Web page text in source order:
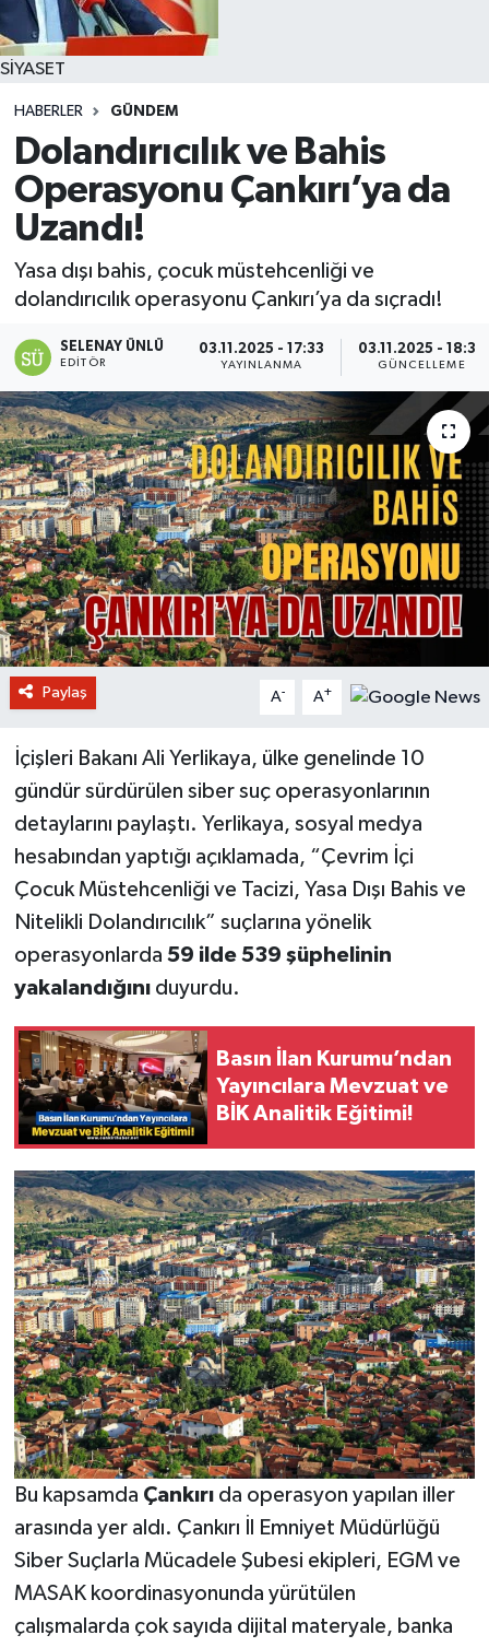
SİYASET
HABERLER GÜNDEM
Dolandırıcılık ve Bahis
Operasyonu Çankırı’ya da
Uzandı!
Yasa dışı bahis, çocuk müstehcenliği ve
dolandırıcılık operasyonu Çankırı’ya da sıçradı!
SELENAY ÜNLÜ
EDITÖR
03.11.2025 - 17:33
YAYINLANMA
03.11.2025 - 18:33
GÜNCELLEME
Paylaş A- A+
İçişleri Bakanı Ali Yerlikaya, ülke genelinde 10
gündür sürdürülen siber suç operasyonlarının
detaylarını paylaştı. Yerlikaya, sosyal medya
hesabından yaptığı açıklamada, “Çevrim İçi
Çocuk Müstehcenliği ve Tacizi, Yasa Dışı Bahis ve
Nitelikli Dolandırıcılık” suçlarına yönelik
operasyonlarda 59 ilde 539 şüphelinin
yakalandığınıduyurdu.
Basın İlan Kurumu’ndan
Yayıncılara Mevzuat ve
BİK Analitik Eğitimi!
Bu kapsamda Çankırıda operasyon yapılan iller
arasında yer aldı. Çankırı İl Emniyet Müdürlüğü
Siber Suçlarla Mücadele Şubesi ekipleri, EGM ve
MASAK koordinasyonunda yürütülen
çalışmalarda çok sayıda dijital materyale, banka